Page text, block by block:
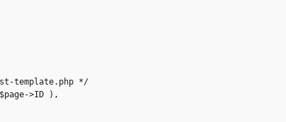
template.php */
>ID ),